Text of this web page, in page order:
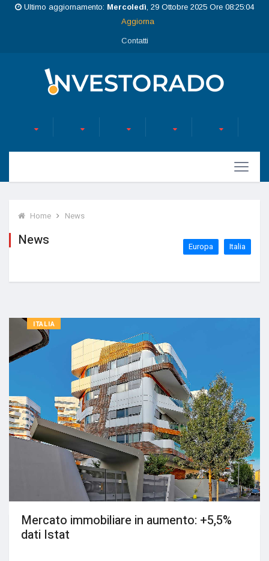
Ultimo aggiornamento: Mercoledì, 29 Ottobre 2025 Ore 08:25:04
Aggiorna
Contatti
Home News
News Europa Italia
ITALIA
Mercato immobiliare in aumento: +5,5%
dati Istat